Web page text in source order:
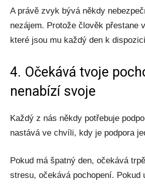
A právě zvyk bývá někdy
nezájem. Protože člověk přestane
které jsou mu každý den k
4. Očekává tvoje
nenabízí svoje
Každý z nás někdy potřebuje
nastává ve chvíli, kdy je podpora
Pokud má špatný den, očekává
stresu, očekává pochopení. Pokud